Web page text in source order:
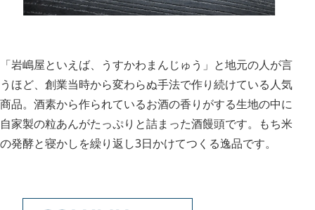
「岩嶋屋といえば、うすかわまんじゅう」と地元の人が言
うほど、創業当時から変わらぬ手法で作り続けている人気
商品。酒素から作られているお酒の香りがする生地の中に
自家製の粒あんがたっぷりと詰まった酒饅頭です。もち米
の発酵と寝かしを繰り返し3日かけてつくる逸品です。